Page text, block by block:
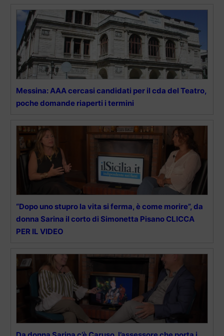
Messina: AAA cercasi candidati per il cda del Teatro,
poche domande riaperti i termini
“Dopo uno stupro la vita si ferma, è come morire”, da
donna Sarina il corto di Simonetta Pisano CLICCA
PER IL VIDEO